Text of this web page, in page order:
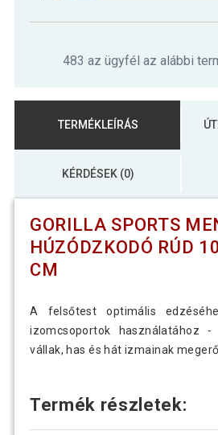
483 az ügyfél az alábbi
TERMÉKLEÍRÁS
KÉRDÉSEK (0)
GORILLA SPORTS
HÚZÓDZKODÓ RÚD
CM
A felsőtest optimális
izomcsoportok használatához
vállak, has és hát izmainak
Termék részletek: